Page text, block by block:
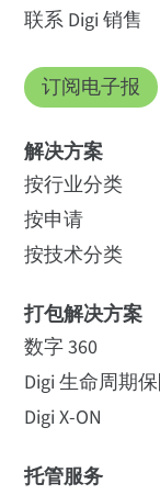
Digi IX40 - 5G
3G 回退、四路
FirstNet
如何购买
可用配件
PRO CAT 19
5G NR 频段：
n12、n13、
n26、n28、
n48、n66、
n79；
4G LTE-
B4、B5、B7
FirstNet®、
B29、B30、
B43、B46、
B19
Digi
用 Digi IX40 蜂
器上的
工业 4.0 安全
支持对关键边缘基
行稳健安全的远程
阅读新闻稿
联系 Digi 销售
订阅电子报
解决方案
按行业分类
按申请
按技术分类
打包解决方案
数字 360
Digi 生命周期
Digi X-ON
托管服务